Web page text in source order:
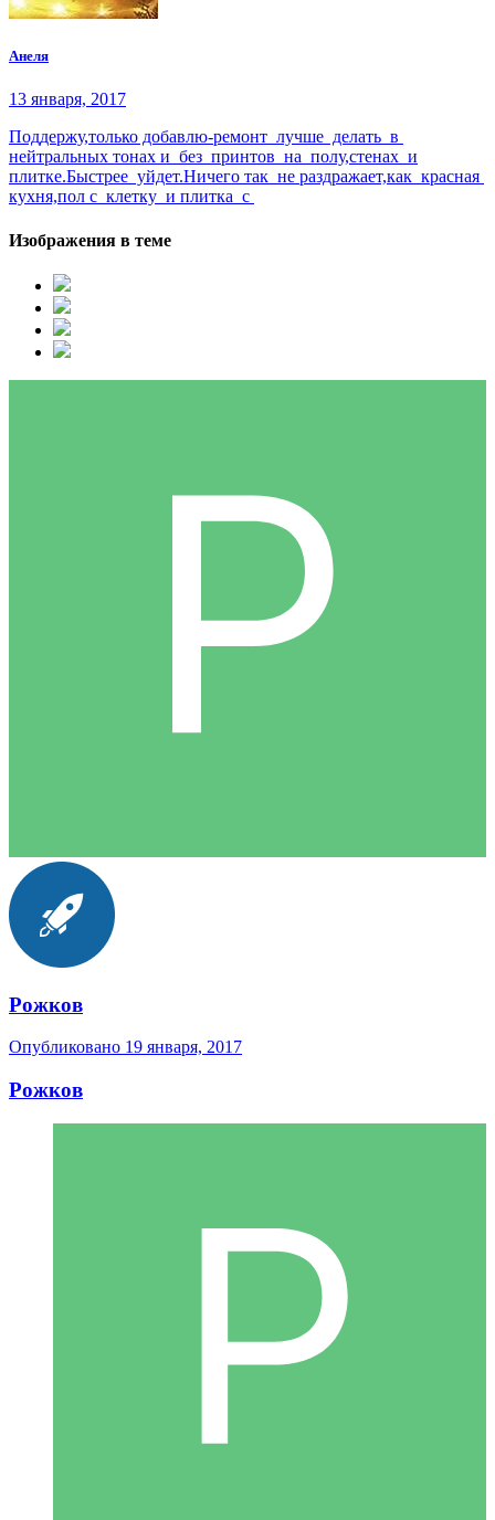
Анеля
13 января, 2017
Поддержу,только добавлю-ремонт лучше делать в
нейтральных тонах и без принтов на полу,стенах и
плитке.Быстрее уйдет.Ничего так не раздражает,как красная
кухня,пол с клетку и плитка с
Изображения в теме
Рожков
Опубликовано 19 января, 2017
Рожков